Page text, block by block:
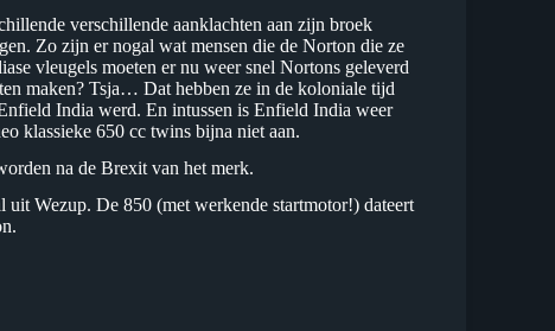
verschillende aanklachten aan zijn broek
Zo zijn er nogal wat mensen die de Norton die ze
vleugels moeten er nu weer snel Nortons geleverd
maken? Tsja… Dat hebben ze in de koloniale tijd
India werd. En intussen is Enfield India weer
klassieke 650 cc twins bijna niet aan.
na de Brexit van het merk.
Wezup. De 850 (met werkende startmotor!) dateert